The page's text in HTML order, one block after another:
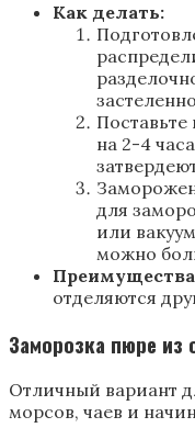
Как делать:
на 2-4
для
или
можно
отделяются
Заморозка пюре из
Отличный вариант
морсов, чаев и